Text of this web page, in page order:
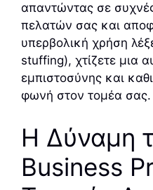
απαντώντας σε
πελατών σας και
υπερβολική χρήση
stuffing), χτίζετε μια
εμπιστοσύνης και
φωνή στον τομέα σας.
Η Δύναμη
Business